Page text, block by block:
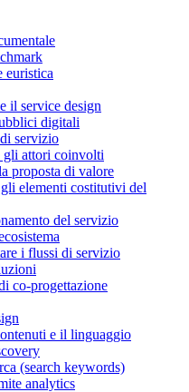
euristica
il service design
digitali
servizio
gli attori coinvolti
proposta di valore
elementi costitutivi del
del servizio
i flussi di servizio
co-progettazione
e il linguaggio
(search keywords)
analytics